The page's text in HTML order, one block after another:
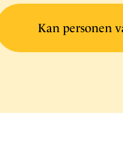
Kan personen